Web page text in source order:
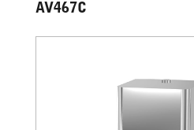
AV467C